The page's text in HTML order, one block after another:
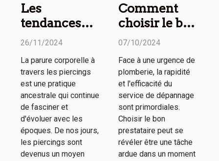
Les
tendances
actuelles des
pour homme
et femme
26/11/2024
La parure corporelle à
travers les piercings
est une pratique
ancestrale qui continue
de fasciner et
d'évoluer avec les
époques. De nos jours,
les piercings sont
devenus un moyen
Comment
choisir le bon
service de
en plomberie
d'urgence
07/10/2024
Face à une urgence de
plomberie, la rapidité
et l'efficacité du
service de dépannage
sont primordiales.
Choisir le bon
prestataire peut se
révéler être une tâche
ardue dans un moment